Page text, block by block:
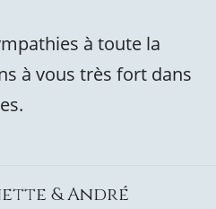
à toute la
à vous très fort dans
& André